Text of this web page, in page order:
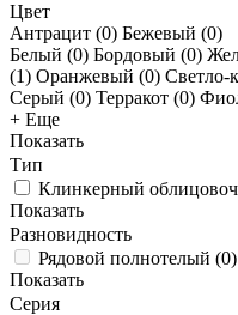
Цвет
Антрацит (0) Бежевый (0)
Белый (0) Бордовый (0)
(1) Оранжевый (0) Светло-
Серый (0) Терракот (0)
+ Еще
Показать
Тип
Клинкерный
Показать
Разновидность
Рядовой полнотелый (0)
Показать
Серия